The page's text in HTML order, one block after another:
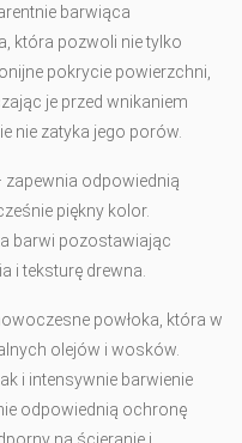
barwiąca
która pozwoli nie tylko
pokrycie powierzchni,
je przed wnikaniem
nie zatyka jego porów.
zapewnia odpowiednią
piękny kolor.
barwi pozostawiając
i teksturę drewna.
powłoka, która w
olejów i wosków.
i intensywnie barwienie
odpowiednią ochronę
na ścieranie i